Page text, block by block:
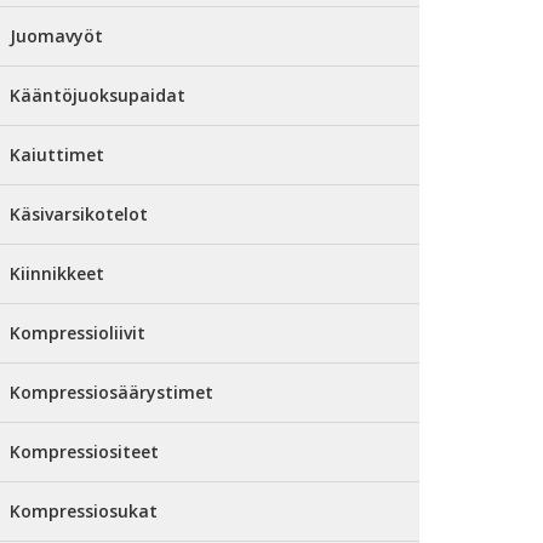
Juomavyöt
Kääntöjuoksupaidat
Kaiuttimet
Käsivarsikotelot
Kiinnikkeet
Kompressioliivit
Kompressiosäärystimet
Kompressiositeet
Kompressiosukat